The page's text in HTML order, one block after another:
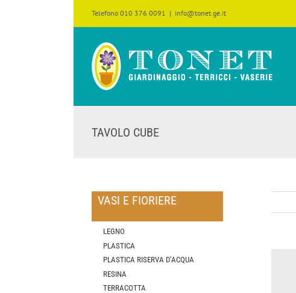
Telefono 010 376 0091 | info@tonet.ge.it
TAVOLO CUBE
VASI E FIORIERE
LEGNO
PLASTICA
PLASTICA RISERVA D’ACQUA
RESINA
TERRACOTTA